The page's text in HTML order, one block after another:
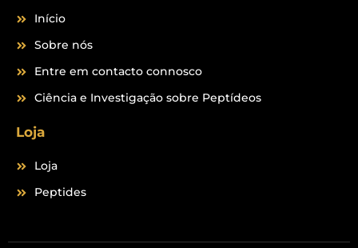
Início
Sobre nós
Entre em contacto connosco
Ciência e Investigação sobre Peptídeos
Loja
Loja
Peptides